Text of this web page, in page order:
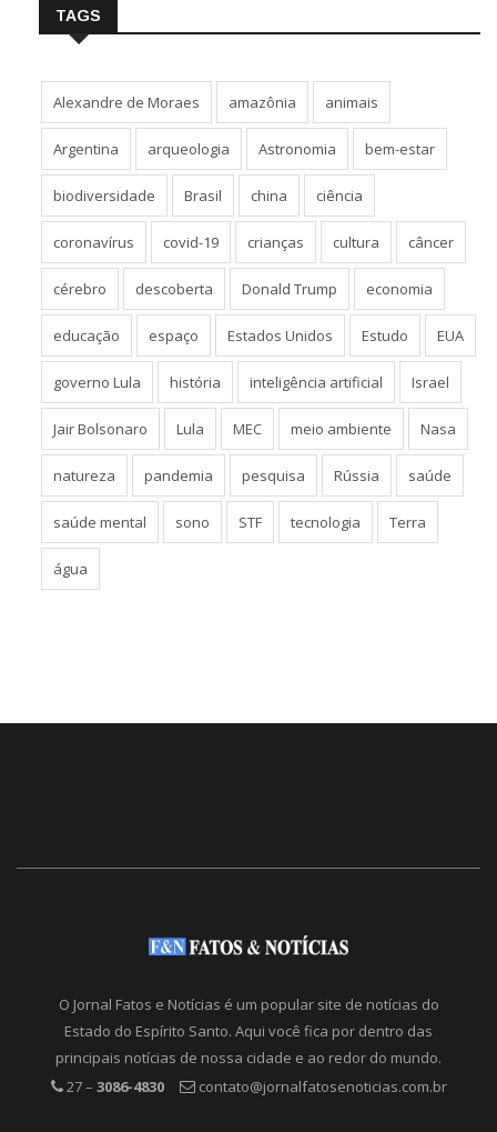
TAGS
Alexandre de Moraes amazônia animais
Argentina arqueologia Astronomia bem-estar
biodiversidade Brasil china ciência
coronavírus covid-19 crianças cultura câncer
cérebro descoberta Donald Trump economia
educação espaço Estados Unidos Estudo EUA
governo Lula história inteligência artificial Israel
Jair Bolsonaro Lula MEC meio ambiente Nasa
natureza pandemia pesquisa Rússia saúde
saúde mental sono STF tecnologia Terra
água
O Jornal Fatos e Notícias é um popular site de notícias do
Estado do Espírito Santo. Aqui você fica por dentro das
principais notícias de nossa cidade e ao redor do mundo.
27 – 3086-4830 contato@jornalfatosenoticias.com.br